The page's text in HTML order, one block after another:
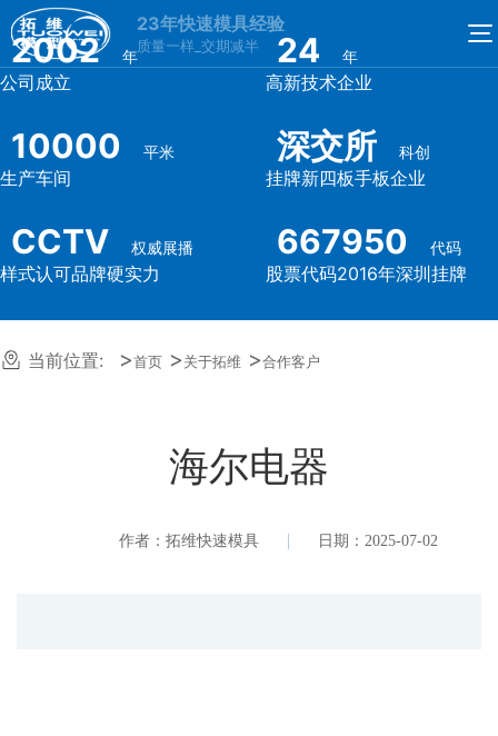
23年快速模具经验
质量一样_交期减半
2002 年
公司成立
24 年
高新技术企业
10000 平米
生产车间
深交所 科创
挂牌新四板手板企业
CCTV 权威展播
样式认可品牌硬实力
667950 代码
股票代码2016年深圳挂牌
当前位置: 首页 关于拓维 合作客户
海尔电器
作者：拓维快速模具 日期：2025-07-02